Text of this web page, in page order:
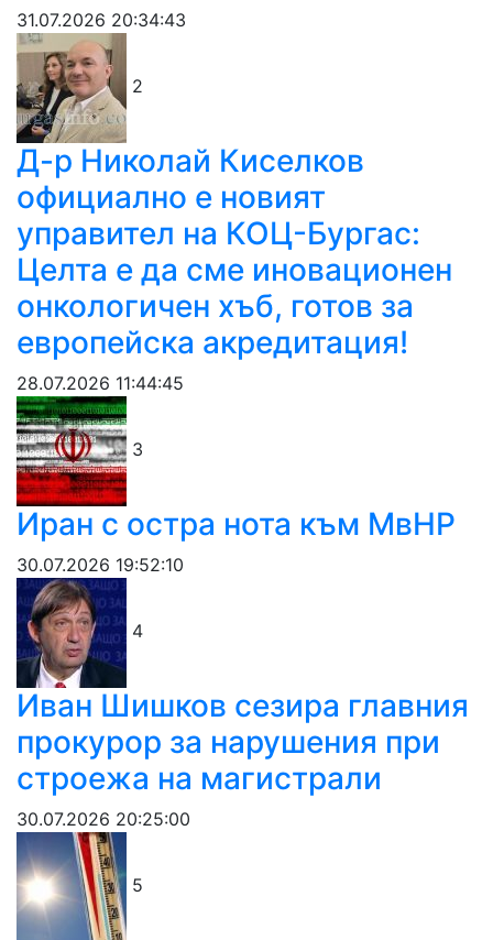
31.07.2026 20:34:43
2
Д-р Николай Киселков
официално е новият
управител на КОЦ-Бургас:
Целта е да сме иновационен
онкологичен хъб, готов за
европейска акредитация!
28.07.2026 11:44:45
3
Иран с остра нота към МвНР
30.07.2026 19:52:10
4
Иван Шишков сезира главния
прокурор за нарушения при
строежа на магистрали
30.07.2026 20:25:00
5